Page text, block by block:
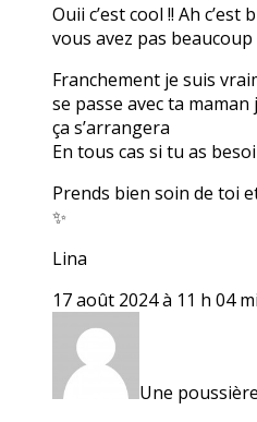
Ouii c’est cool !! Ah
vous avez pas beaucoup
Franchement je suis
se passe avec ta
ça s’arrangera
En tous cas si tu as
Prends bien soin de toi
✨
Lina
17 août 2024 à 11 h 04
Une